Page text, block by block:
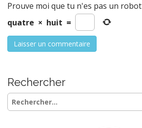
Prouve moi que tu n'es pas un robot
quatre × huit =
Rechercher
Rechercher :